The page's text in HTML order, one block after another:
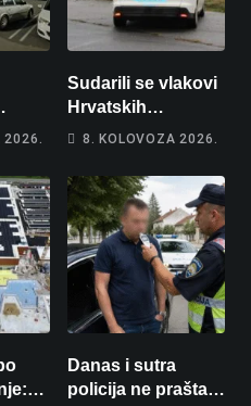
2026.
Sudarili se vlakovi
Hrvatskih
željeznica. Šestero
ozlijeđeno, mlađa
žena na
intenzivnoj
8. KOLOVOZA 2026.
Danas i sutra
policija ne prašta: